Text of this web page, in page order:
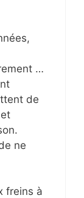
…
de
ne
freins à